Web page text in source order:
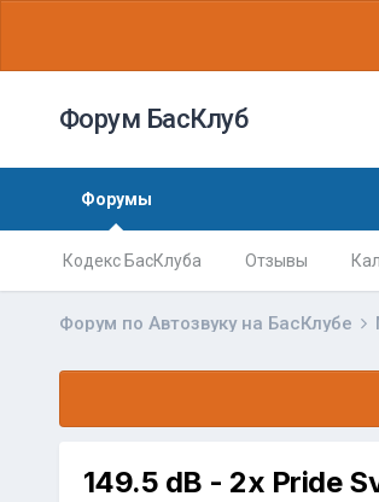
Форум БасКлуб
Форумы
Кодекс БасКлуба Отзывы
Форум по Автозвуку на БасКлубе
149.5 dB - 2x Pride